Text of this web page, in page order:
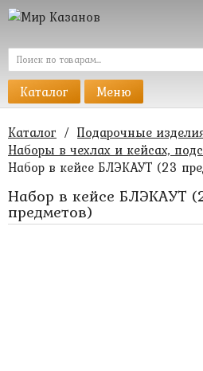
Каталог Меню
Каталог / Подарочные
Наборы в чехлах и кейсах,
Набор в кейсе БЛЭКАУТ (23
Набор в кейсе БЛЭКАУТ
предметов)